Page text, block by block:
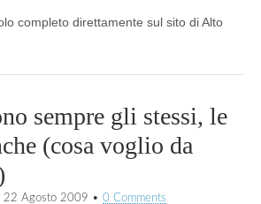
completo direttamente sul sito di Alto
sempre gli stessi, le
(cosa voglio da
22 Agosto 2009 • 0 Comments